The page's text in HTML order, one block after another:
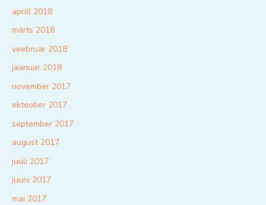
aprill 2018
märts 2018
veebruar 2018
jaanuar 2018
november 2017
oktoober 2017
september 2017
august 2017
juuli 2017
juuni 2017
mai 2017